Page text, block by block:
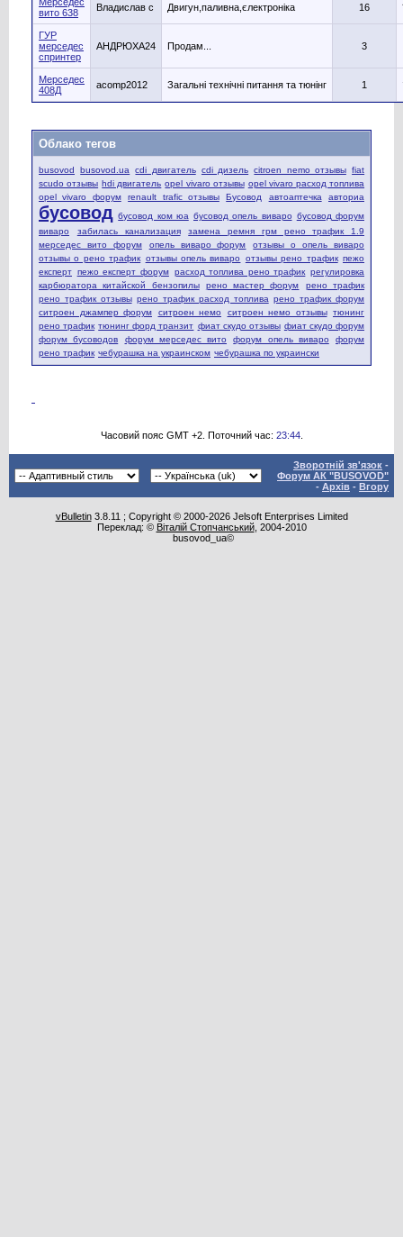
вито 638
Владислав с Двигун,паливна,єлектроніка 16
ГУР
мерседес
спринтер
АНДРЮХА24 Продам... 3
Мерседес
408Д
acomp2012 Загальні технічні питання та тюнінг 1
Облако тегов
busovod busovod.ua cdi двигатель cdi дизель citroen nemo отзывы fiat
scudo отзывы hdi двигатель opel vivaro отзывы opel vivaro расход топлива
opel vivaro форум
renault trafic отзывы Бусовод автоаптечка авториа
бусовод бусовод ком юа бусовод опель виваро бусовод форум
виваро
забилась канализация
замена ремня грм рено трафик 1.9
мерседес вито форум
опель виваро форум
отзывы о опель виваро
отзывы о рено трафик отзывы опель виваро отзывы рено трафик пежо
експерт пежо експерт форум расход топлива рено трафик регулировка
карбюратора китайской бензопилы
рено мастер форум
рено трафик
рено трафик отзывы рено трафик расход топлива рено трафик форум
ситроен джампер форум
ситроен немо ситроен немо отзывы тюнинг
рено трафик тюнинг форд транзит фиат скудо отзывы фиат скудо форум
форум бусоводов
форум мерседес вито форум опель виваро
форум
рено трафик чебурашка на украинском чебурашка по украински
Часовий пояс GMT +2. Поточний час: 23:44.
Зворотній зв'язок -
Форум АК "BUSOVOD"
- Архів - Вгору
vBulletin3.8.11 ; Copyright © 2000-2026 Jelsoft Enterprises Limited
Переклад: © Віталій Стопчанський, 2004-2010
busovod_ua©